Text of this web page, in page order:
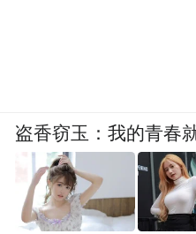
盗香窃玉：我的青春